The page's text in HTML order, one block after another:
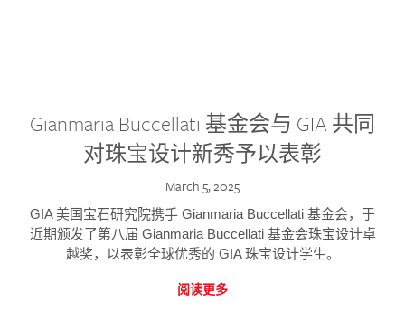
Gianmaria Buccellati 基金会与 GIA 共同
对珠宝设计新秀予以表彰
March 5, 2025
GIA 美国宝石研究院携手 Gianmaria Buccellati 基金会，于
近期颁发了第八届 Gianmaria Buccellati 基金会珠宝设计卓
越奖，以表彰全球优秀的 GIA 珠宝设计学生。
阅读更多